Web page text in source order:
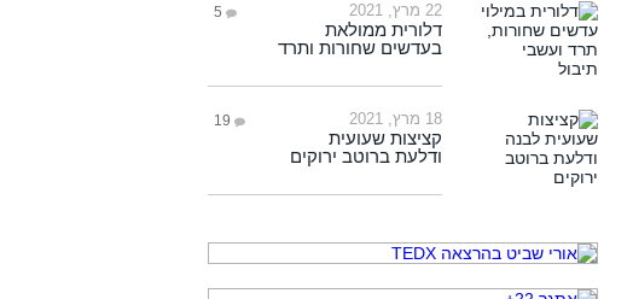
22 מרץ, 2021 5
דלורית ממולאת
בעדשים שחורות ותרד
18 מרץ, 2021 19
קציצות שעועית
ודלעת ברוטב ירוקים